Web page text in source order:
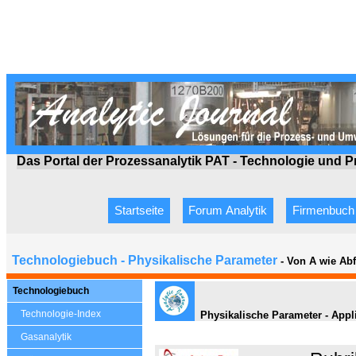
Das Portal der Prozessanalytik PAT - Technologie und
Startseite Forum Analytik Firmenbuch
Technologiebuch - Physikalische Parameter - Von A wie
Technologiebuch
Technologie-Index
Gasanalytik
Physikalische Parameter -